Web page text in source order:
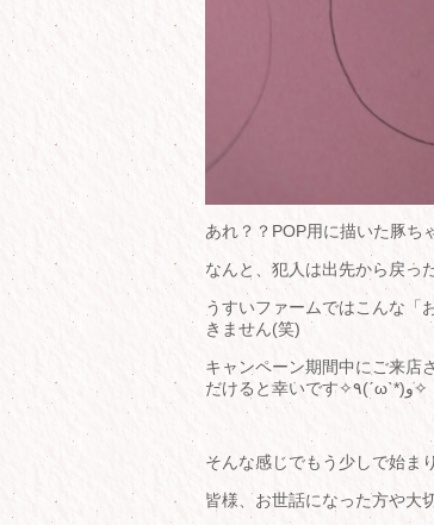
あれ？？POP用に描いた豚ち
なんと、犯人は出先から戻っ
うすいファームではこんな「
きません(笑)
キャンペーン期間中にご来店
だけると幸いです✧٩(ˊωˋ*)و✧
そんな感じでもう少しで始ま
皆様、お世話になった方や大